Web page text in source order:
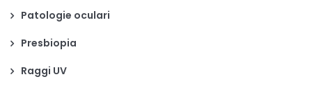
Patologie oculari
Presbiopia
Raggi UV